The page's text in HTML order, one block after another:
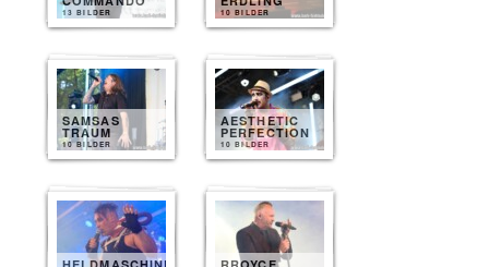
13 BILDER 10 BILDER
SAMSAS
TRAUM
10 BILDER
AESTHETIC
PERFECTION
10 BILDER